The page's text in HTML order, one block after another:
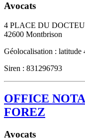
Avocats
4 PLACE DU
42600 Montbrison
Géolocalisation :
Siren : 831296793
OFFICE
FOREZ
Avocats